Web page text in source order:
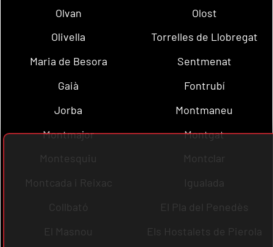
Olvan
Olost
Olivella
Torrelles de Llobregat
Maria de Besora
Sentmenat
Gaià
Fontrubí
Jorba
Montmaneu
Montmajor
Montgat
Montesquiu
Montclar
Montcada i Reixac
Igualada
Collbató
El Pla del Penedès
El Masnou
Els Hostalets de Pierola